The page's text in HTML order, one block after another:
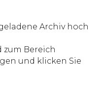
Archiv hoch
zum Bereich
und klicken Sie